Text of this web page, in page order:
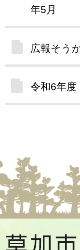
年5月
広報そう
令和6年